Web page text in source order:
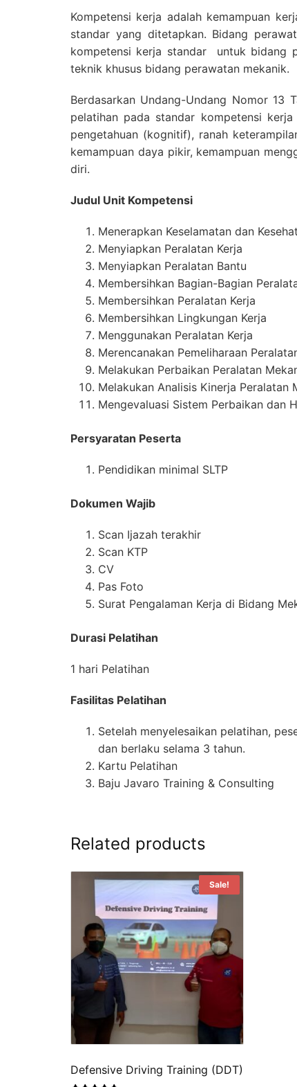
Kompetensi kerja adalah kemampuan
standar yang ditetapkan. Bidang
kompetensi kerja standar untuk bidang
teknik khusus bidang perawatan mekanik.
Berdasarkan Undang-Undang Nomor 13
pelatihan pada standar kompetensi
pengetahuan (kognitif), ranah
kemampuan daya pikir, kemampuan
diri.
Judul Unit Kompetensi
Menerapkan Keselamatan dan
Menyiapkan Peralatan Kerja
Menyiapkan Peralatan Bantu
Membersihkan Bagian-Bagian
Membersihkan Peralatan Kerja
Membersihkan Lingkungan Kerja
Menggunakan Peralatan Kerja
Merencanakan Pemeliharaan
Melakukan Perbaikan Peralatan
Melakukan Analisis Kinerja Peralatan
Mengevaluasi Sistem Perbaikan dan
Persyaratan Peserta
Pendidikan minimal SLTP
Dokumen Wajib
Scan Ijazah terakhir
Scan KTP
CV
Pas Foto
Surat Pengalaman Kerja di Bidang
Durasi Pelatihan
1 hari Pelatihan
Fasilitas Pelatihan
Setelah menyelesaikan pelatihan,
dan berlaku selama 3 tahun.
Kartu Pelatihan
Baju Javaro Training & Consulting
Related products
Sale!
Defensive Driving Training (DDT)